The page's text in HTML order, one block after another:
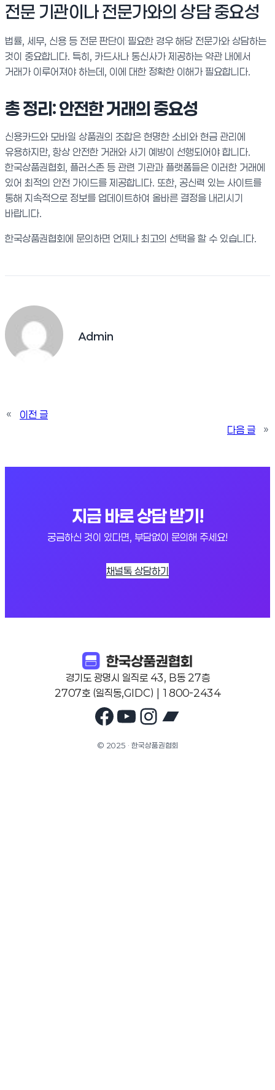
전문 기관이나 전문가와의 상담 중요성
법률, 세무, 신용 등 전문 판단이 필요한 경우 해당 전문가와 상담하는
것이 중요합니다. 특히, 카드사나 통신사가 제공하는 약관 내에서
거래가 이루어져야 하는데, 이에 대한 정확한 이해가 필요합니다.
총 정리: 안전한 거래의 중요성
신용카드와 모바일 상품권의 조합은 현명한 소비와 현금 관리에
유용하지만, 항상 안전한 거래와 사기 예방이 선행되어야 합니다.
한국상품권협회, 플러스존 등 관련 기관과 플랫폼들은 이러한 거래에
있어 최적의 안전 가이드를 제공합니다. 또한, 공신력 있는 사이트를
통해 지속적으로 정보를 업데이트하여 올바른 결정을 내리시기
바랍니다.
한국상품권협회에 문의하면 언제나 최고의 선택을 할 수 있습니다.
Admin
«
이전 글
다음 글
»
지금 바로 상담 받기!
궁금하신 것이 있다면, 부담없이 문의해 주세요!
채널톡 상담하기
경기도 광명시 일직로 43, B동 27층
2707호 (일직동,GIDC) | 1800-2434
Facebook
YouTube
Instagram
© 2025 · 한국상품권협회